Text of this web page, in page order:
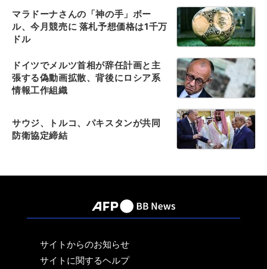
マラドーナさんの「神の手」ボー
ル、今月競売に 落札予想価格は1千万
ドル
ドイツでメルツ首相が辞任計画と主
張する偽動画拡散、背後にロシア系
情報工作組織
サウジ、トルコ、パキスタンが共同
防衛協定締結
サイトからのお知らせ
サイトに関するヘルプ